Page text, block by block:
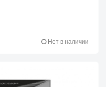
Нет в наличии